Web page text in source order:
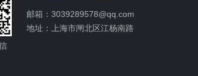
邮箱：3039289578@qq.com
地址：上海市闸北区江杨南路